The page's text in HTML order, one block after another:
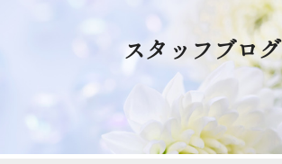
スタッフブログ